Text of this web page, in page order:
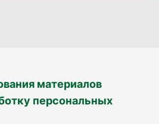
материалов
персональных